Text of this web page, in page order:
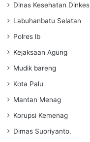
Dinas Kesehatan Dinkes
Labuhanbatu Selatan
Polres lb
Kejaksaan Agung
Mudik bareng
Kota Palu
Mantan Menag
Korupsi Kemenag
Dimas Suoriyanto.